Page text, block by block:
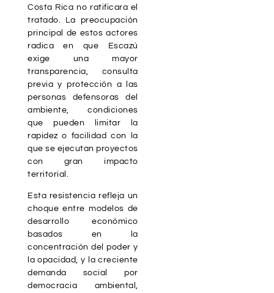
Costa Rica no ratificara el
tratado. La preocupación
principal de estos actores
radica en que Escazú
exige una mayor
transparencia, consulta
previa y protección a las
personas defensoras del
ambiente, condiciones
que pueden limitar la
rapidez o facilidad con la
que se ejecutan proyectos
con gran impacto
territorial.
Esta resistencia refleja un
choque entre modelos de
desarrollo económico
basados en la
concentración del poder y
la opacidad, y la creciente
demanda social por
democracia ambiental,